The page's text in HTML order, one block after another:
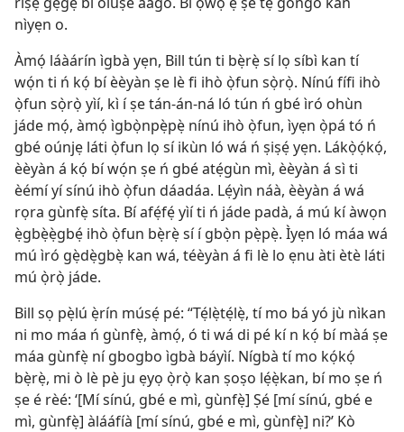
nìyẹn o.
Àmọ́ láàárín ìgbà yẹn, Bill tún ti bẹ̀rẹ̀ sí lọ síbì kan tí
wọ́n ti ń kọ́ bí èèyàn ṣe lè fi ihò ọ̀fun sọ̀rọ̀. Nínú fífi ihò
ọ̀fun sọ̀rọ̀ yìí, kì í ṣe tán-án-ná ló tún ń gbé ìró ohùn
jáde mọ́, àmọ́ ìgbọ̀npẹ̀pẹ̀ nínú ihò ọ̀fun, ìyẹn ọ̀pá tó ń
gbé oúnjẹ láti ọ̀fun lọ sí ikùn ló wá ń ṣiṣẹ́ yẹn. Lákọ̀ọ́kọ́,
èèyàn á kọ́ bí wọ́n ṣe ń gbé atẹ́gùn mì, èèyàn á sì ti
èémí yí sínú ihò ọ̀fun dáadáa. Lẹ́yìn náà, èèyàn á wá
rọra gùnfẹ̀ síta. Bí afẹ́fẹ́ yìí ti ń jáde padà, á mú kí àwọn
ẹ̀gbẹ̀ẹ̀gbẹ́ ihò ọ̀fun bẹ̀rẹ̀ sí í gbọ̀n pẹ̀pẹ̀. Ìyẹn ló máa wá
mú ìró gẹ̀dẹ̀gbẹ̀ kan wá, téèyàn á fi lè lo ẹnu àti ètè láti
mú ọ̀rọ̀ jáde.
Bill sọ pẹ̀lú ẹ̀rín músẹ́ pé: “Tẹ́lẹ̀tẹ́lẹ̀, tí mo bá yó jù nìkan
ni mo máa ń gùnfẹ̀, àmọ́, ó ti wá di pé kí n kọ́ bí màá ṣe
máa gùnfẹ̀ ní gbogbo ìgbà báyìí. Nígbà tí mo kọ́kọ́
bẹ̀rẹ̀, mi ò lè pè ju ẹyọ ọ̀rọ̀ kan ṣoṣo lẹ́ẹ̀kan, bí mo ṣe ń
ṣe é rèé: ‘[Mí sínú, gbé e mì, gùnfẹ̀] Ṣé [mí sínú, gbé e
mì, gùnfẹ̀] àlááfíà [mí sínú, gbé e mì, gùnfẹ̀] ni?’ Kò